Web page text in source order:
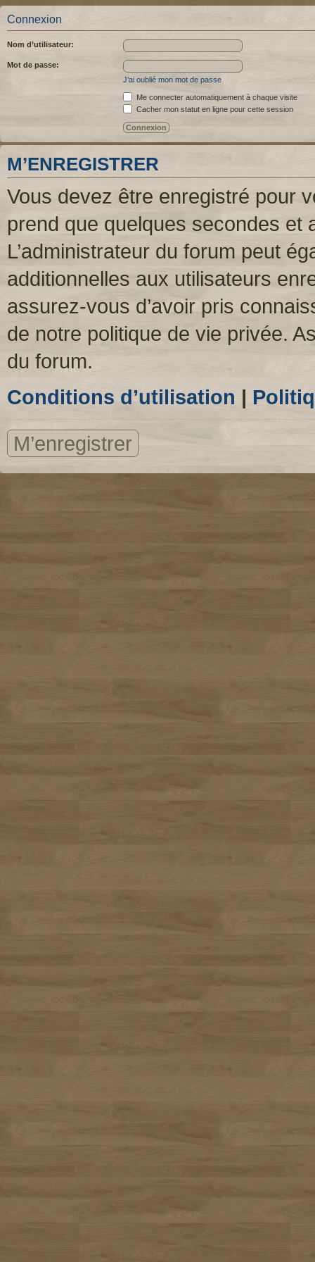
Connexion
Nom d’utilisateur:
Mot de passe:
J’ai oublié mon mot de passe
Me connecter automatiquement à chaque visite
Cacher mon statut en ligne pour cette session
M’ENREGISTRER
Vous devez être enregistré pour
prend que quelques secondes et
L’administrateur du forum peut
additionnelles aux utilisateurs
assurez-vous d’avoir pris
de notre politique de vie privée.
du forum.
Conditions d’utilisation |
M’enregistrer